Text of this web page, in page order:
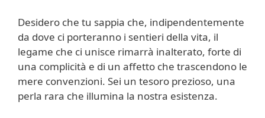
Desidero che tu sappia che, indipendentemente
da dove ci porteranno i sentieri della vita, il
legame che ci unisce rimarrà inalterato, forte di
una complicità e di un affetto che trascendono le
mere convenzioni. Sei un tesoro prezioso, una
perla rara che illumina la nostra esistenza.